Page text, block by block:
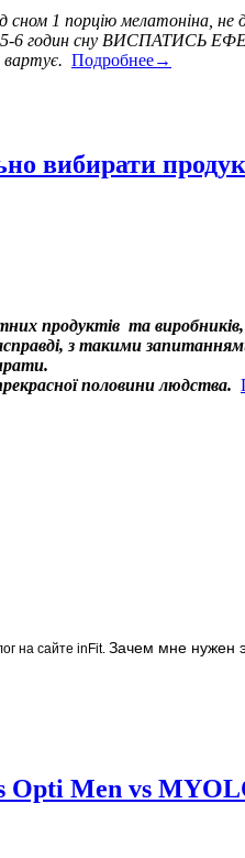
1 порцію мелатоніна,
6 годин сну ВИСПАТИСЬ
вартує. Подробнее→
вибирати
продуктів та
з такими
половини людства.
на сайте inFit. Зачем мне нужен
Opti Men vs